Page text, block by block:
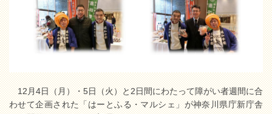
12月4日（月）・5日（火）と2日間にわたって障がい者週間に合
わせて企画された「はーとふる・マルシェ」が神奈川県庁新庁舎